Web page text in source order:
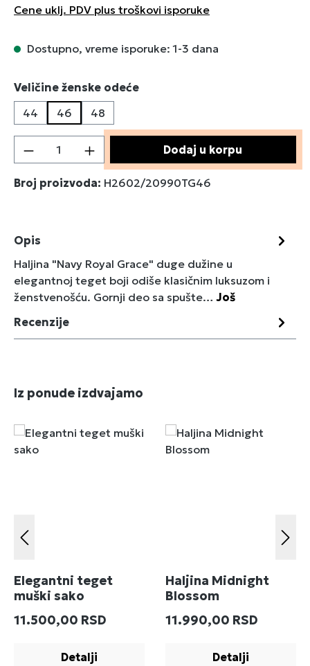
Cene uklj. PDV plus troškovi isporuke
Dostupno, vreme isporuke: 1-3 dana
Izaberi
Veličine ženske odeće
44
46 48
Količina proizvoda: Unesite željenu
Dodaj u korpu
Broj proizvoda: H2602/20990TG46
Opis
Haljina "Navy Royal Grace" duge dužine u
elegantnoj teget boji odiše klasičnim luksuzom i
ženstvenošću. Gornji deo sa spušte…Još
Recenzije
Preskoči galeriju proizvoda
Iz ponude izdvajamo
Elegantni teget
muški sako
Redovna cena:
11.500,00 RSD
Detalji
Haljina Midnight
Blossom
Redovna cena:
11.990,00 RSD
Detalji